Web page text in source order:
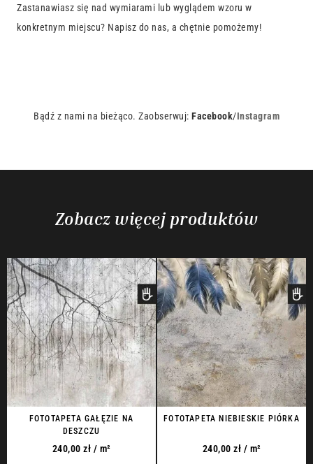
Zastanawiasz się nad wymiarami lub wyglądem wzoru w
konkretnym miejscu? Napisz do nas, a chętnie pomożemy!
Bądź z nami na bieżąco. Zaobserwuj: Facebook/Instagram
Zobacz więcej produktów
FOTOTAPETA GAŁĘZIE NA
DESZCZU
240,00 zł / m²
FOTOTAPETA NIEBIESKIE PIÓRKA
240,00 zł / m²